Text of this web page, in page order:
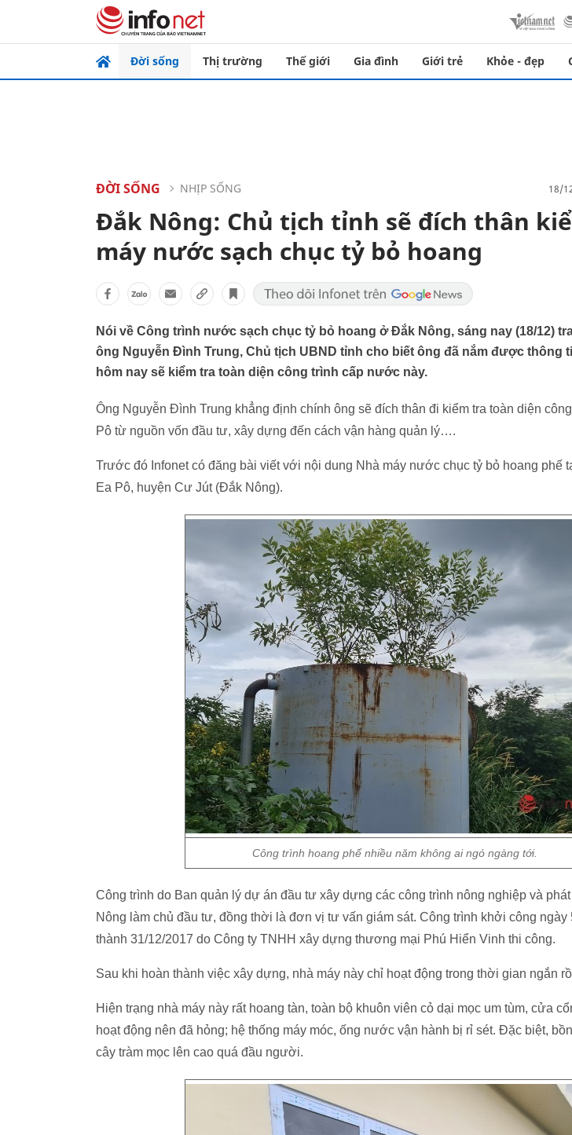
Đời sống Thị trường Thế giới Gia đình Giới trẻ Khỏe - đẹp
ĐỜI SỐNG NHỊP SỐNG 18/
Đắk Nông: Chủ tịch tỉnh sẽ đích thân
máy nước sạch chục tỷ bỏ hoang
Nói về Công trình nước sạch chục tỷ bỏ hoang ở Đắk Nông, sáng nay (18/12)
ông Nguyễn Đình Trung, Chủ tịch UBND tỉnh cho biết ông đã nắm được thông
hôm nay sẽ kiểm tra toàn diện công trình cấp nước này.
Ông Nguyễn Đình Trung khẳng định chính ông sẽ đích thân đi kiểm tra toàn diện
Pô từ nguồn vốn đầu tư, xây dựng đến cách vận hàng quản lý….
Trước đó Infonet có đăng bài viết với nội dung Nhà máy nước chục tỷ bỏ hoang phế
Ea Pô, huyện Cư Jút (Đắk Nông).
Công trình hoang phế nhiều năm không ai ngó ngàng tới.
Công trình do Ban quản lý dự án đầu tư xây dựng các công trình nông nghiệp và
Nông làm chủ đầu tư, đồng thời là đơn vị tư vấn giám sát. Công trình khởi công ngày
thành 31/12/2017 do Công ty TNHH xây dựng thương mại Phú Hiển Vinh thi công.
Sau khi hoàn thành việc xây dựng, nhà máy này chỉ hoạt động trong thời gian ngắn
Hiện trạng nhà máy này rất hoang tàn, toàn bộ khuôn viên cỏ dại mọc um tùm, cửa
hoạt động nên đã hỏng; hệ thống máy móc, ống nước vận hành bị rỉ sét. Đặc biệt,
cây tràm mọc lên cao quá đầu người.